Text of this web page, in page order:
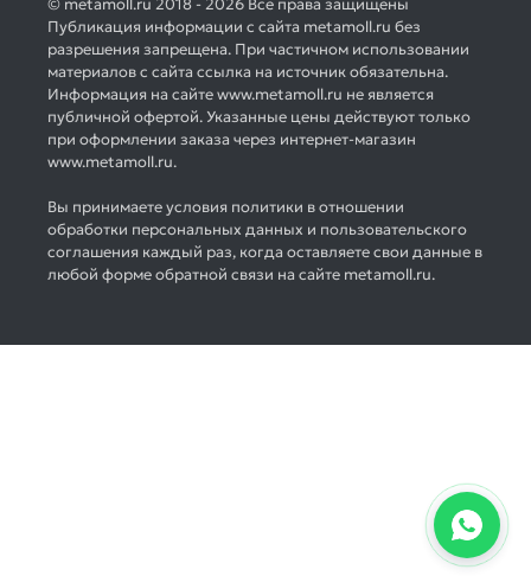
Публикация информации с сайта metamoll.ru без
разрешения запрещена. При частичном использовании
материалов с сайта ссылка на источник обязательна.
Информация на сайте www.metamoll.ru не является
публичной офертой. Указанные цены действуют только
при оформлении заказа через интернет-магазин
www.metamoll.ru.
Вы принимаете условия политики в отношении
обработки персональных данных и пользовательского
соглашения каждый раз, когда оставляете свои данные в
любой форме обратной связи на сайте metamoll.ru.